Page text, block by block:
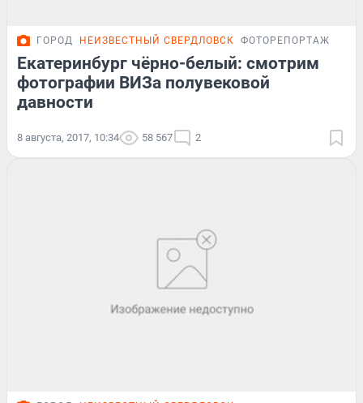
ГОРОД НЕИЗВЕСТНЫЙ СВЕРДЛОВСК ФОТОРЕПОРТАЖ
Екатеринбург чёрно-белый: смотрим
фотографии ВИЗа полувековой
давности
8 августа, 2017, 10:34 58 567 2